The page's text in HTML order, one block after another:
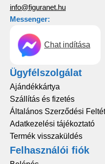
info@figuranet.hu
Messenger:
Chat indítása
Ügyfélszolgálat
Ajándékkártya
Szállítás és fizetés
Általános Szerződési
Adatkezelési tájékoztató
Termék visszaküldés
Felhasználói fiók